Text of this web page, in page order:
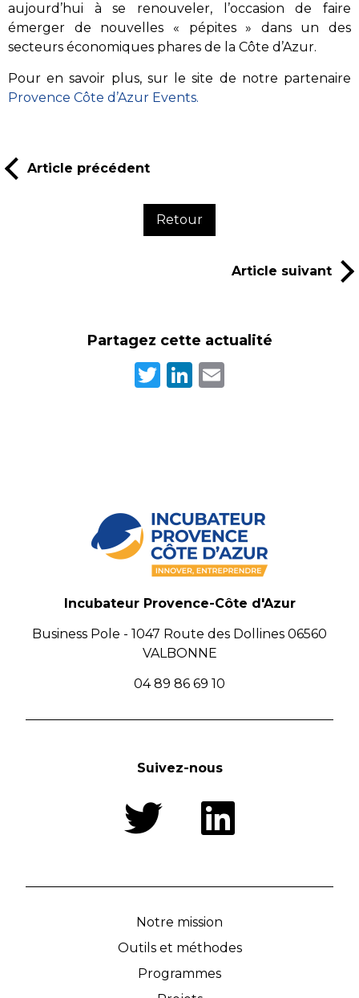
aujourd’hui à se renouveler, l’occasion de faire
émerger de nouvelles « pépites » dans un des
secteurs économiques phares de la Côte d’Azur.
Pour en savoir plus, sur le site de notre partenaire
Provence Côte d’Azur Events.
Article précédent
Retour
Article suivant
Partagez cette actualité
Twitter
LinkedIn
Incubateur Provence-Côte d'Azur
Business Pole - 1047 Route des Dollines 06560
VALBONNE
04 89 86 69 10
Suivez-nous
Notre mission
Outils et méthodes
Programmes